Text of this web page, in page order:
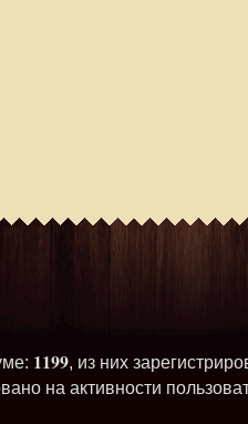
1199, из них
на активности